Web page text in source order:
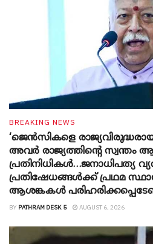
BREAKING NEWS
‘ജെൻസികളെ
അവർ രാജ്യത്തിന്റെ സ്വന്തം
പ്രതിനിധികൾ…ജനാധിപത്യ
പ്രതിഷേധങ്ങൾക്ക് പ്രഥമ
ആശങ്കകൾ
BY PATHRAM DESK 5 AUGUST 6, 2026